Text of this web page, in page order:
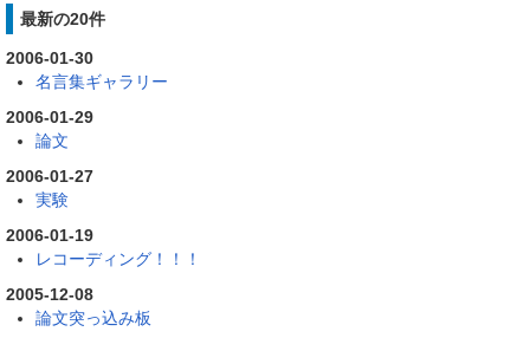
最新の20件
2006-01-30
名言集ギャラリー
2006-01-29
論文
2006-01-27
実験
2006-01-19
レコーディング！！！
2005-12-08
論文突っ込み板